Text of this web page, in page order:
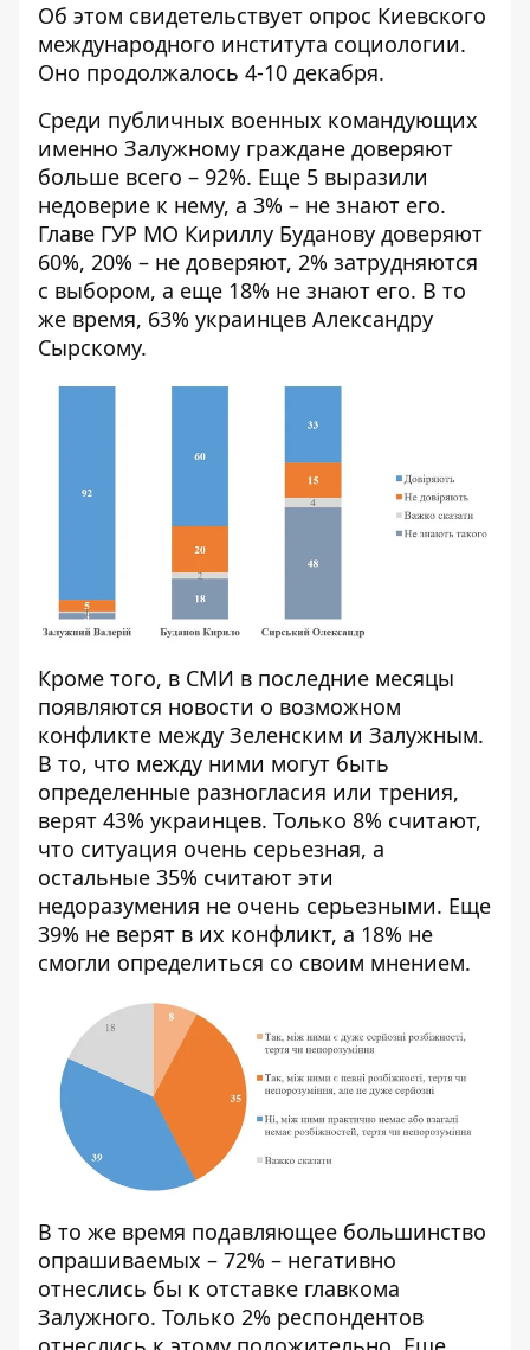
Об этом свидетельствует опрос Киевского
международного института социологии.
Оно продолжалось 4-10 декабря.
Среди публичных военных командующих
именно Залужному граждане доверяют
больше всего – 92%. Еще 5 выразили
недоверие к нему, а 3% – не знают его.
Главе ГУР МО Кириллу Буданову доверяют
60%, 20% – не доверяют, 2% затрудняются
с выбором, а еще 18% не знают его. В то
же время, 63% украинцев Александру
Сырскому.
Кроме того, в СМИ в последние месяцы
появляются новости о возможном
конфликте между Зеленским и Залужным.
В то, что между ними могут быть
определенные разногласия или трения,
верят 43% украинцев. Только 8% считают,
что ситуация очень серьезная, а
остальные 35% считают эти
недоразумения не очень серьезными. Еще
39% не верят в их конфликт, а 18% не
смогли определиться со своим мнением.
В то же время подавляющее большинство
опрашиваемых – 72% – негативно
отнеслись бы к отставке главкома
Залужного. Только 2% респондентов